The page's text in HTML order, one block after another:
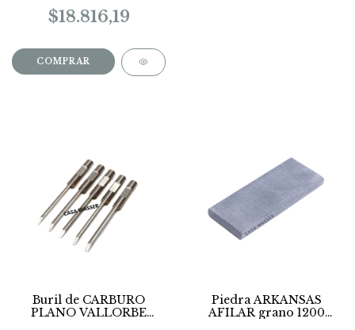
$18.816,19
Buril de CARBURO
PLANO VALLORBE
Piedra ARKANSAS
AFILAR grano 1200